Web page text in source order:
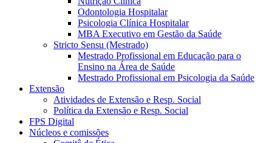
Odontologia Hospitalar
Psicologia Clínica Hospitalar
MBA Executivo em Gestão da Saúde
Stricto Sensu (Mestrado)
Mestrado Profissional em Educação para o
Ensino na Área de Saúde
Mestrado Profissional em Psicologia da Saúde
Extensão
Atividades de Extensão e Resp. Social
Política da Extensão e Resp. Social
FPS Digital
Núcleos e comissões